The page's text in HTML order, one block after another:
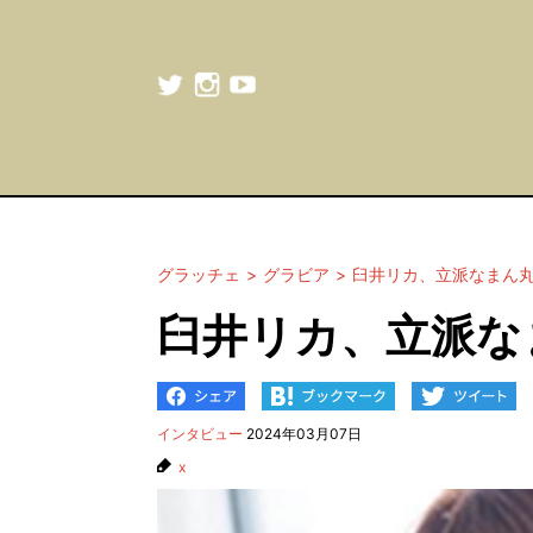
グラッチェ グラビア 臼井リカ、立派なまん
臼井リカ、立派
インタビュー 2024年03月07日
x